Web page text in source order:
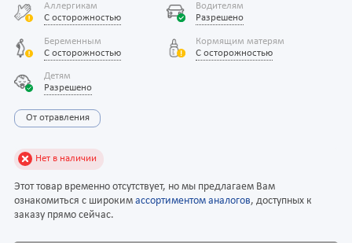
Аллергикам
С осторожностью
Водителям
Разрешено
Беременным
С осторожностью
Кормящим матерям
С осторожностью
Детям
Разрешено
От отравления
Нет в наличии
Этот товар временно отсутствует, но мы предлагаем Вам
ознакомиться с широким ассортиментом аналогов, доступных к
заказу прямо сейчас.